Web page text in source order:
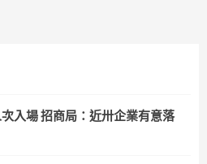
入場 招商局：近卅企業有意落